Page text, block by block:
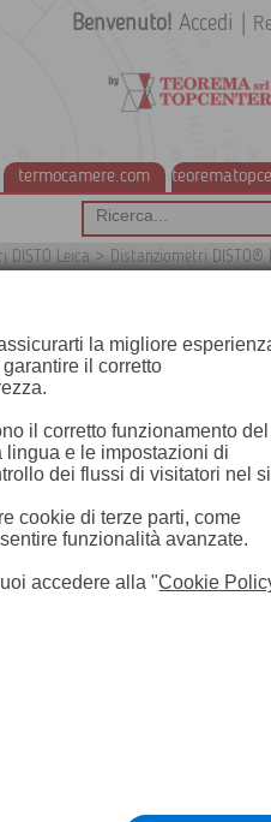
termocamere.com
Benvenuto! Accedi
DISTO Leica > Distanziometri DISTO®
la migliore
il corretto
il corretto funzionamento del
lingua e le impostazioni di
dei flussi di visitatori nel
cookie di terze parti, come
funzionalità avanzate.
accedere alla "Cookie